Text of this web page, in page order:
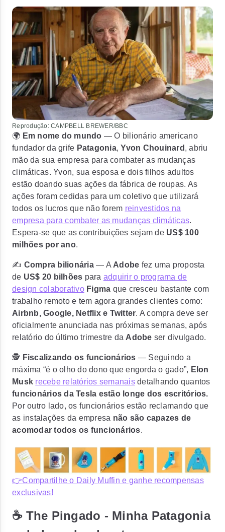
Reprodução: CAMPBELL BREWER/BBC
🌍 Em nome do mundo — O bilionário americano
fundador da grife Patagonia,Yvon Chouinard , abriu
mão da sua empresa para combater as mudanças
climáticas. Yvon, sua esposa e dois filhos adultos
estão doando suas ações da fábrica de roupas. As
ações foram cedidas para um coletivo que utilizará
todos os lucrosque não forem reinvestidos na
empresa para combater as mudanças climáticas.
Espera-se que as contribuições sejam de US$ 100
milhões por ano.
✍️ Compra bilionária— A Adobe fez uma proposta
de US$ 20 bilhões para adquirir o programa de
design colaborativo Figma que cresceu bastante com
trabalho remoto e tem agora grandes clientes como:
Airbnb, Google, Netflix e Twitter. A compra deve ser
oficialmente anunciada nas próximas semanas, após
relatório do último trimestre da Adobe ser divulgado.
🕵️ Fiscalizando os funcionários — Seguindo a
máxima “é o olho do dono que engorda o gado”, Elon
Musk recebe relatórios semanaisdetalhando quantos
funcionários da Tesla estão longe dos escritórios.
Por outro lado, os funcionários estão reclamando que
as instalações da empresa não são capazes de
acomodar todos os funcionários.
👉Compartilhe o Daily Muffin e ganhe recompensas
exclusivas!
☕ The Pingado - Minha Patagonia